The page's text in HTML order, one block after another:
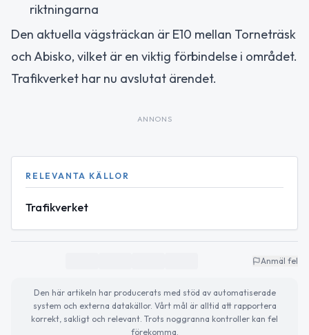
riktningarna
Den aktuella vägsträckan är E10 mellan Torneträsk
och Abisko, vilket är en viktig förbindelse i området.
Trafikverket har nu avslutat ärendet.
ANNONS
RELEVANTA KÄLLOR
Trafikverket
Anmäl fel
Den här artikeln har producerats med stöd av automatiserade
system och externa datakällor. Vårt mål är alltid att rapportera
korrekt, sakligt och relevant. Trots noggranna kontroller kan fel
förekomma.